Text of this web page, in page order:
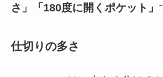
さ」「180度に開くポケット」
仕切りの多さ